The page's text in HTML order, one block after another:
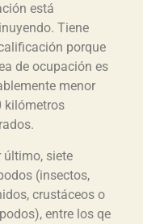
está
Tiene
porque
de ocupación es
menor
kilómetros
último, siete
(insectos,
crustáceos o
entre los qe